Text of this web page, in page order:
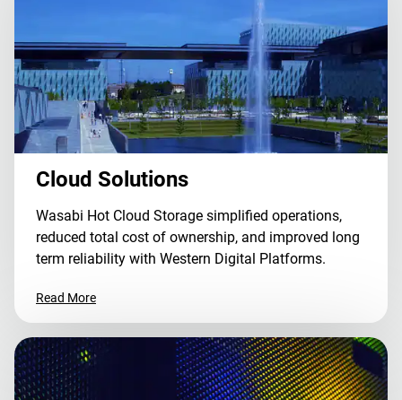
Cloud Solutions
Wasabi Hot Cloud Storage simplified operations,
reduced total cost of ownership, and improved long
term reliability with Western Digital Platforms.
Read More